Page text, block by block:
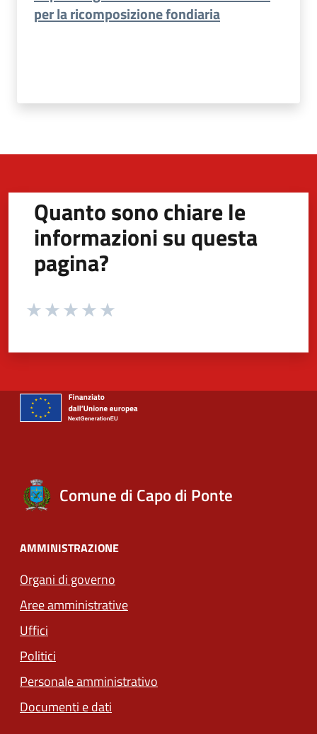
per la ricomposizione fondiaria
Quanto sono chiare le
informazioni su questa
pagina?
Valuta da 1 a 5 stelle la pagina
Comune di Capo di Ponte
AMMINISTRAZIONE
Organi di governo
Aree amministrative
Uffici
Politici
Personale amministrativo
Documenti e dati